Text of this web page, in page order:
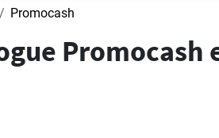
Promocash
Promocash